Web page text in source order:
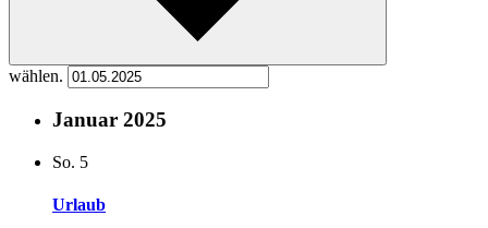
wählen.
Januar 2025
So. 5
Urlaub